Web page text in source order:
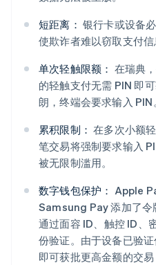
短距离： 银行卡或设备
使欺诈者难以窃取支付信
单次轻触限额： 在瑞典
的轻触支付无需 PIN 即
朗，终端会要求输入 PIN。
累积限制： 在多次小额
笔交易将强制要求输入
被无限制滥用。
数字钱包保护： Apple
Samsung Pay 添加了令
通过面容 ID、触控 ID、
份验证。由于设备已验
即可获批更高金额的交